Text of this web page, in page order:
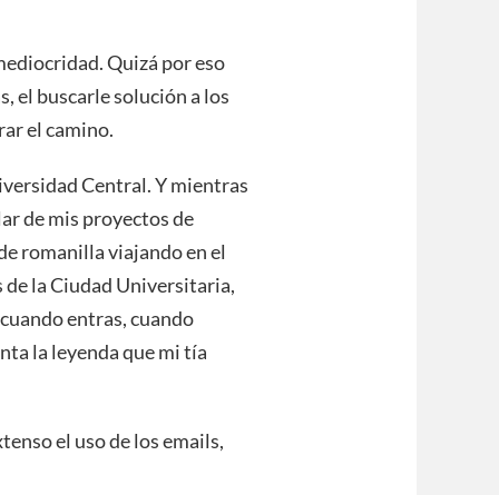
Quizá por eso
el buscarle solución a los
el camino.
Central. Y mientras
de mis proyectos de
romanilla viajando en el
la Ciudad Universitaria,
entras, cuando
la leyenda que mi tía
el uso de los emails,